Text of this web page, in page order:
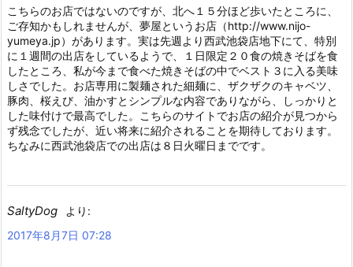
こちらのお店ではないのですが、北へ１５分ほど歩いたところに、
ご存知かもしれませんが、夢屋というお店（http://www.nijo-
yumeya.jp）があります。実は先週より西武池袋店地下にて、特別
に１週間の出店をしているようで、１日限定２０食の焼きそばを食
したところ、私が今まで食べた焼きそばの中でベスト３に入る美味
しさでした。お店専用に製麺された細麺に、ザクザクのキャベツ、
豚肉、桜えび、油かすとシンプルな内容でありながら、しっかりと
した味付けで最高でした。こちらのサイトでお店の紹介が見つから
ず残念でしたが、近い将来に紹介されることを期待しております。
ちなみに西武池袋店での出店は８日火曜日までです。
SaltyDog
より:
2017年8月7日 07:28